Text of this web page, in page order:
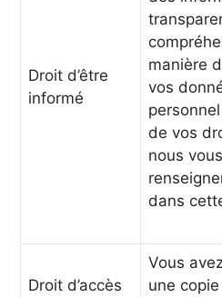
Droit d’être
informé
manière
vos
de vos
nous
dans
Droit d’accès
Vous
une